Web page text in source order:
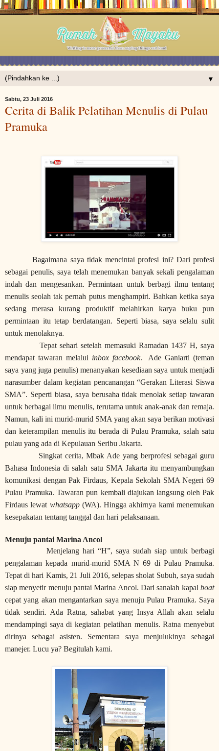
▼
Sabtu, 23 Juli 2016
Cerita di Balik Pelatihan Menulis di Pulau
Pramuka
Bagaimana saya tidak mencintai profesi ini? Dari profesi
sebagai penulis, saya telah menemukan banyak sekali pengalaman
indah dan mengesankan. Permintaan untuk berbagi ilmu tentang
menulis seolah tak pernah putus menghampiri. Bahkan ketika saya
sedang merasa kurang produktif melahirkan karya buku pun
permintaan itu tetap berdatangan. Seperti biasa, saya selalu sulit
untuk menolaknya.
Tepat sehari setelah memasuki Ramadan 1437 H, saya
mendapat tawaran melalui inbox facebook.
Ade Ganiarti (teman
saya yang juga penulis) menanyakan kesediaan saya untuk menjadi
narasumber dalam kegiatan pencanangan “Gerakan Literasi Siswa
SMA”. Seperti biasa, saya berusaha tidak menolak setiap tawaran
untuk berbagai ilmu menulis, terutama untuk anak-anak dan remaja.
Namun, kali ini murid-murid SMA yang akan saya berikan motivasi
dan keterampilan menulis itu berada di Pulau Pramuka, salah satu
pulau yang ada di Kepulauan Seribu Jakarta.
Singkat cerita, Mbak Ade yang berprofesi sebagai guru
Bahasa Indonesia di salah satu SMA Jakarta itu menyambungkan
komunikasi dengan Pak Firdaus, Kepala Sekolah SMA Negeri 69
Pulau Pramuka. Tawaran pun kembali diajukan langsung oleh Pak
Firdaus lewat whatsapp (WA). Hingga akhirnya kami menemukan
kesepakatan tentang tanggal dan hari pelaksanaan.
Menuju pantai Marina Ancol
Menjelang hari “H”, saya sudah siap untuk berbagi
pengalaman kepada murid-murid SMA N 69 di Pulau Pramuka.
Tepat di hari Kamis, 21 Juli 2016, selepas sholat Subuh, saya sudah
siap menyetir menuju pantai Marina Ancol. Dari sanalah kapal boat
cepat yang akan mengantarkan saya menuju Pulau Pramuka. Saya
tidak sendiri. Ada Ratna, sahabat yang Insya Allah akan selalu
mendampingi saya di kegiatan pelatihan menulis. Ratna menyebut
dirinya sebagai asisten. Sementara saya menjulukinya sebagai
manejer. Lucu ya? Begitulah kami.